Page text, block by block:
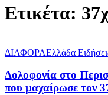
Ετικέτα:
ΔΙΑΦΟΡΑΕλλάδα
Δολοφονία στο
που μαχαίρωσε τον